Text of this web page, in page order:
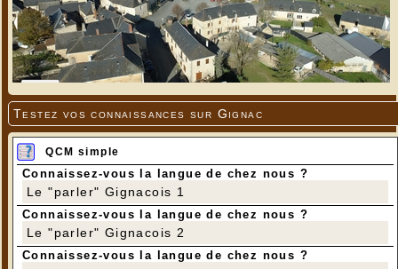
Testez vos connaissances sur Gignac
QCM simple
Connaissez-vous la langue de chez nous ?
Le "parler" Gignacois 1
Connaissez-vous la langue de chez nous ?
Le "parler" Gignacois 2
Connaissez-vous la langue de chez nous ?